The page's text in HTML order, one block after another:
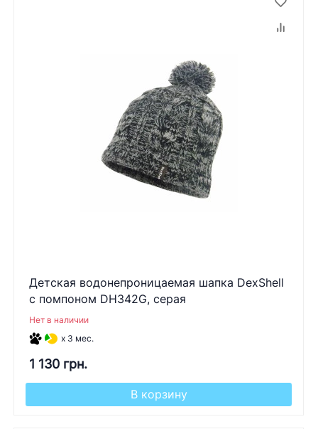
Детская водонепроницаемая шапка DexShell
с помпоном DH342G, серая
Нет в наличии
x 3 мес.
1 130 грн.
В корзину